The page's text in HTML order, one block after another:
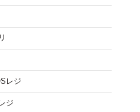
レジ
ジ